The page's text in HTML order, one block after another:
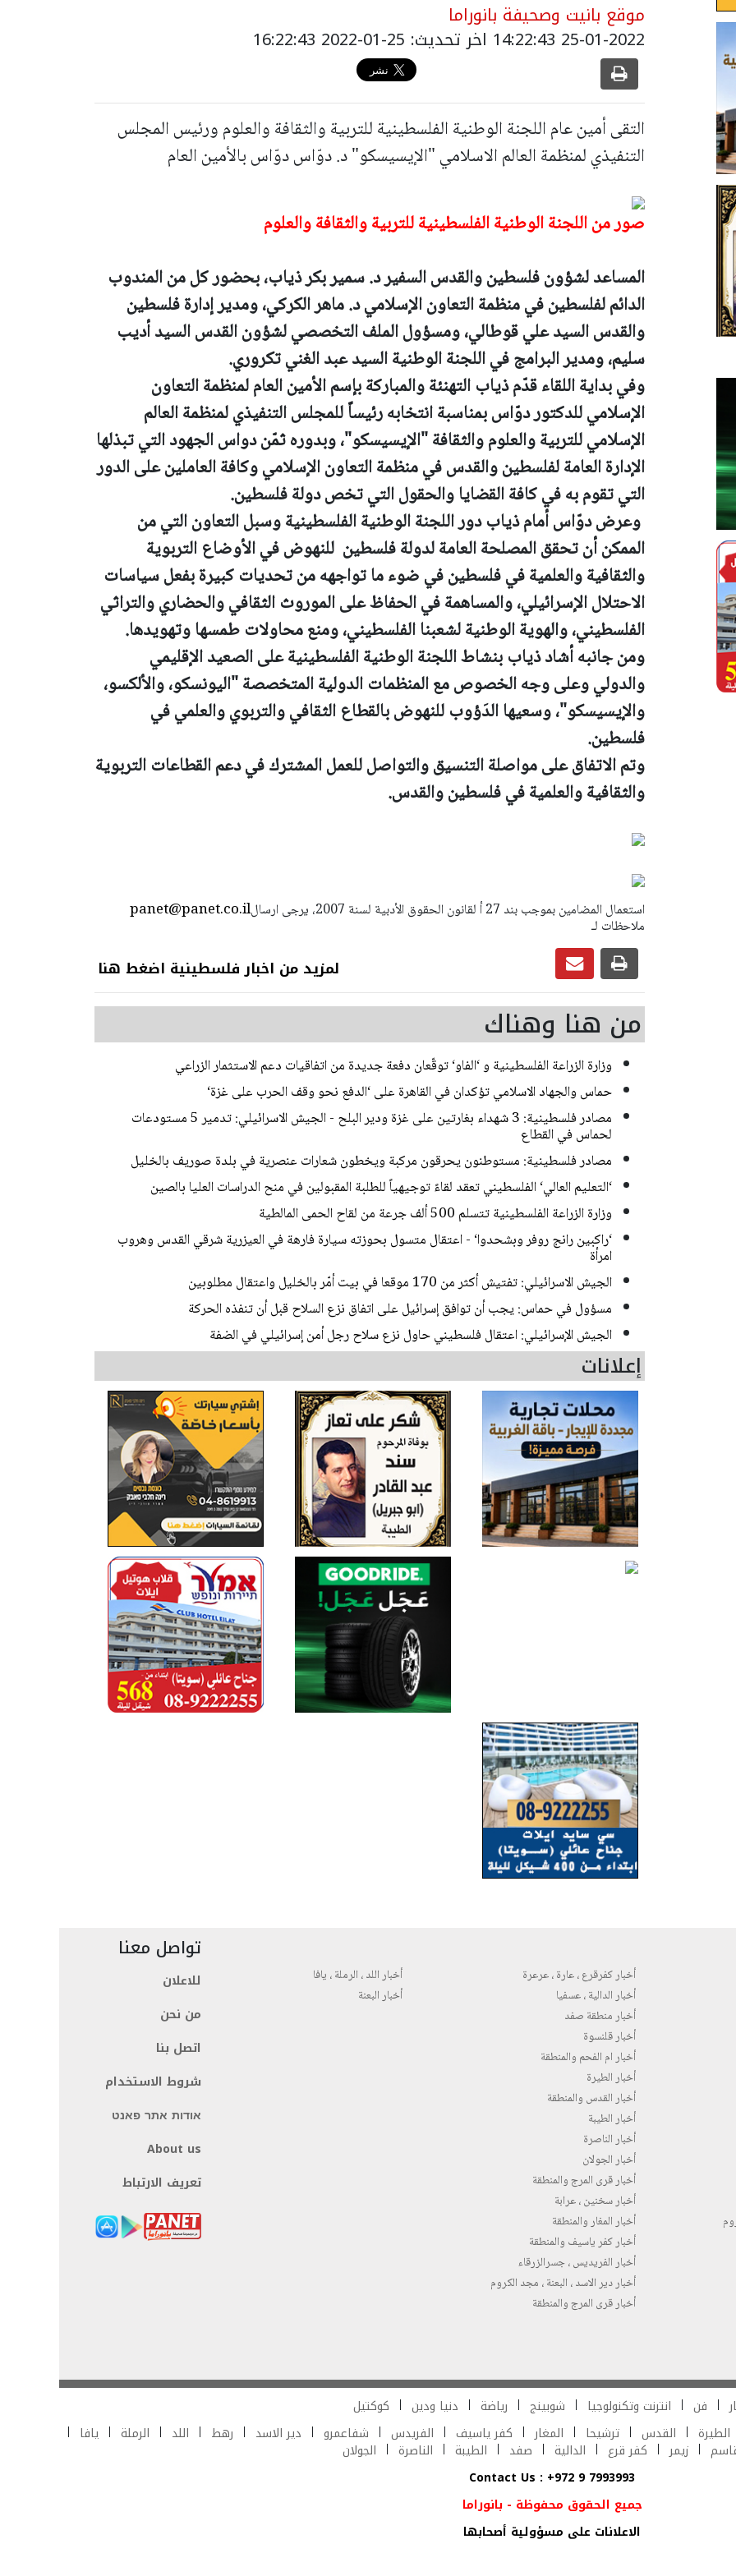
موقع بانيت وصحيفة بانوراما
25-01-2022 14:22:43 اخر تحديث: 25-01-2022 16:22:43
التقى أمين عام اللجنة الوطنية الفلسطينية للتربية والثقافة والعلوم ورئيس المجلس
التنفيذي لمنظمة العالم الاسلامي "الإيسيسكو" د. دوّاس دوّاس بالأمين العام
صور من اللجنة الوطنية الفلسطينية للتربية والثقافة والعلوم
المساعد لشؤون فلسطين والقدس السفير د. سمير بكر ذياب، بحضور كل من المندوب
الدائم لفلسطين في منظمة التعاون الإسلامي د. ماهر الكركي، ومدير إدارة فلسطين
والقدس السيد علي قوطالي، ومسؤول الملف التخصصي لشؤون القدس السيد أديب
سليم، ومدير البرامج في اللجنة الوطنية السيد عبد الغني تكروري.
وفي بداية اللقاء قدّم ذياب التهنئة والمباركة بإسم الأمين العام لمنظمة التعاون
الإسلامي للدكتور دوّاس بمناسبة انتخابه رئيساً للمجلس التنفيذي لمنظمة العالم
الإسلامي للتربية والعلوم والثقافة "الإيسيسكو"، وبدوره ثمّن دواس الجهود التي تبذلها
الإدارة العامة لفلسطين والقدس في منظمة التعاون الإسلامي وكافة العاملين على الدور
التي تقوم به في كافة القضايا والحقول التي تخص دولة فلسطين.
وعرض دوّاس أمام ذياب دور اللجنة الوطنية الفلسطينية وسبل التعاون التي من
الممكن أن تحقق المصلحة العامة لدولة فلسطين للنهوض في الأوضاع التربوية
والثقافية والعلمية في فلسطين في ضوء ما تواجهه من تحديات كبيرة بفعل سياسات
الاحتلال الإسرائيلي، والمساهمة في الحفاظ على الموروث الثقافي والحضاري والتراثي
الفلسطيني، والهوية الوطنية لشعبنا الفلسطيني، ومنع محاولات طمسها وتهويدها.
ومن جانبه أشاد ذياب بنشاط اللجنة الوطنية الفلسطينية على الصعيد الإقليمي
والدولي وعلى وجه الخصوص مع المنظمات الدولية المتخصصة "اليونسكو، والألكسو،
والإيسيسكو"، وسعيها الدَؤوب للنهوض بالقطاع الثقافي والتربوي والعلمي في
فلسطين.
وتم الاتفاق على مواصلة التنسيق والتواصل للعمل المشترك في دعم القطاعات التربوية
والثقافية والعلمية في فلسطين والقدس.
panet@panet.co.ilاستعمال المضامين بموجب بند 27 أ لقانون الحقوق الأدبية لسنة 2007، يرجى ارسال
ملاحظات لـ
لمزيد من اخبار فلسطينية اضغط هنا
من هنا وهناك
وزارة الزراعة الفلسطينية و ‘الفاو‘ توقّعان دفعة جديدة من اتفاقيات دعم الاستثمار الزراعي
حماس والجهاد الاسلامي تؤكدان في القاهرة على ‘الدفع نحو وقف الحرب على غزة‘
مصادر فلسطينية: 3 شهداء بغارتين على غزة ودير البلح - الجيش الاسرائيلي: تدمير 5 مستودعات
لحماس في القطاع
مصادر فلسطينية: مستوطنون يحرقون مركبة ويخطون شعارات عنصرية في بلدة صوريف بالخليل
‘التعليم العالي‘ الفلسطيني تعقد لقاءً توجيهياً للطلبة المقبولين في منح الدراسات العليا بالصين
وزارة الزراعة الفلسطينية تتسلم 500 ألف جرعة من لقاح الحمى المالطية
‘راكبين رانج روفر وبشحدوا‘ - اعتقال متسول بحوزته سيارة فارهة في العيزرية شرقي القدس وهروب
امرأة
الجيش الاسرائيلي: تفتيش أكثر من 170 موقعا في بيت أمّر بالخليل واعتقال مطلوبين
مسؤول في حماس: يجب أن توافق إسرائيل على اتفاق نزع السلاح قبل أن تنفذه الحركة
الجيش الإسرائيلي: اعتقال فلسطيني حاول نزع سلاح رجل أمن إسرائيلي في الضفة
إعلانات
أخبار كفرقرع ، عارة ، عرعرة
أخبار الدالية ، عسفيا
أخبار منطقة صفد
أخبار قلنسوة
أخبار ام الفحم والمنطقة
أخبار الطيرة
أخبار القدس والمنطقة
أخبار الطيبة
أخبار الناصرة
أخبار الجولان
أخبار قرى المرج والمنطقة
أخبار سخنين ، عرابة
أخبار المغار والمنطقة
أخبار كفر ياسيف والمنطقة
أخبار الفريديس ، جسرالزرقاء
أخبار دير الاسد ، البعنة ، مجد الكروم
أخبار قرى المرج والمنطقة
أخبار اللد ، الرملة ، يافا
أخبار البعنة
تواصل معنا
للاعلان
من نحن
اتصل بنا
شروط الاستخدام
אודות אתר פאנט
About us
تعريف الارتباط
فن انترنت وتكنولوجيا شوبينج رياضة دنيا ودين
كوكتيل
الطيرة القدس ترشيحا المغار كفر ياسيف الفريدس شفاعمرو دير الاسد رهط اللد الرملة يافا
زيمر كفر قرع الدالية صفد الطيبة الناصرة
الجولان
Contact Us : +972 9 7993993
جميع الحقوق محفوظة - بانوراما
الاعلانات على مسؤولية أصحابها